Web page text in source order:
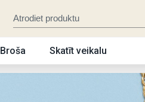
Broša Skatīt veikalu